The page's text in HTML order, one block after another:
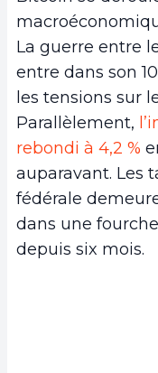
La guerre entre
entre dans son
les tensions sur
Parallèlement,
rebondi à 4,2 %
auparavant. Les
fédérale
dans une
depuis six mois.